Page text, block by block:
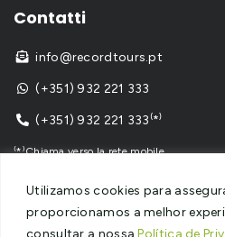
Utilizamos cookies para
proporcionamos a melhor
consultar a nossaPolítica de
Contatti
 info@recordtours.pt
 (+351) 932 221 333
 (+351) 932 221 333⁽*⁾
⁽*⁾Chiama verso la rete mobile